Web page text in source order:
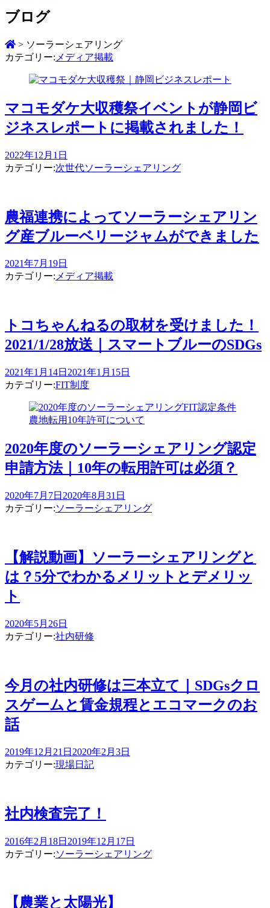
ブログ
> ソーラーシェアリング
カテゴリー: メディア掲載
マコモダケ大収穫祭イベントが静岡ビ
ジネスレポートに掲載されました！
2022年12月1日
カテゴリー:次世代ソーラーシェアリング
農福連携によってソーラーシェアリン
グ産ブルーベリージャムができました
2021年7月19日
カテゴリー:メディア掲載
トコちゃんねるの取材を受けました！
2021/1/28放送｜スマートブルーのSDGs
2021年1月14日 2021年1月15日
カテゴリー:FIT制度
2020年度のソーラーシェアリング認定
申請方法｜10年の転用許可は必須？
2020年7月7日 2020年8月31日
カテゴリー:ソーラーシェアリング
【解説動画】ソーラーシェアリングと
は？5分でわかるメリットとデメリッ
ト
2020年5月26日
カテゴリー:社内研修
今月の社内研修は三本立て｜SDGsクロ
スゲームと賃金規程とエコマークのお
話
2019年12月21日 2020年2月3日
カテゴリー:現場日記
社内検査完了！
2016年2月18日 2019年12月17日
カテゴリー:ソーラーシェアリング
【農業と太陽光】